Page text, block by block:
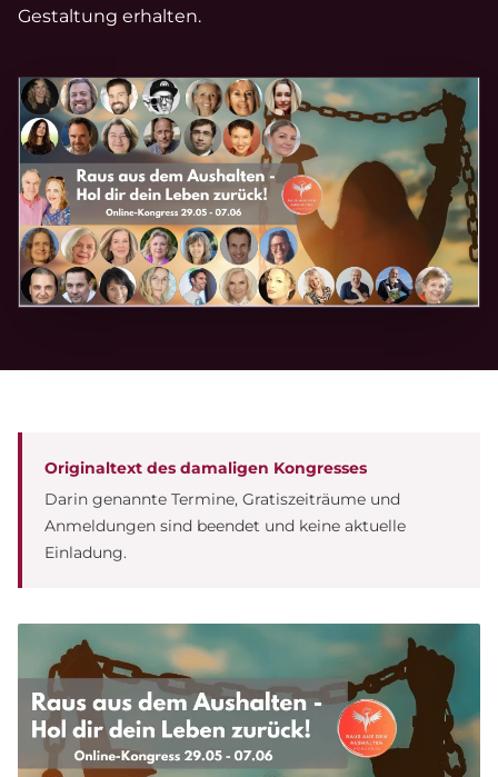
Gestaltung erhalten.
Originaltext des damaligen Kongresses
Darin genannte Termine, Gratiszeiträume und
Anmeldungen sind beendet und keine aktuelle
Einladung.